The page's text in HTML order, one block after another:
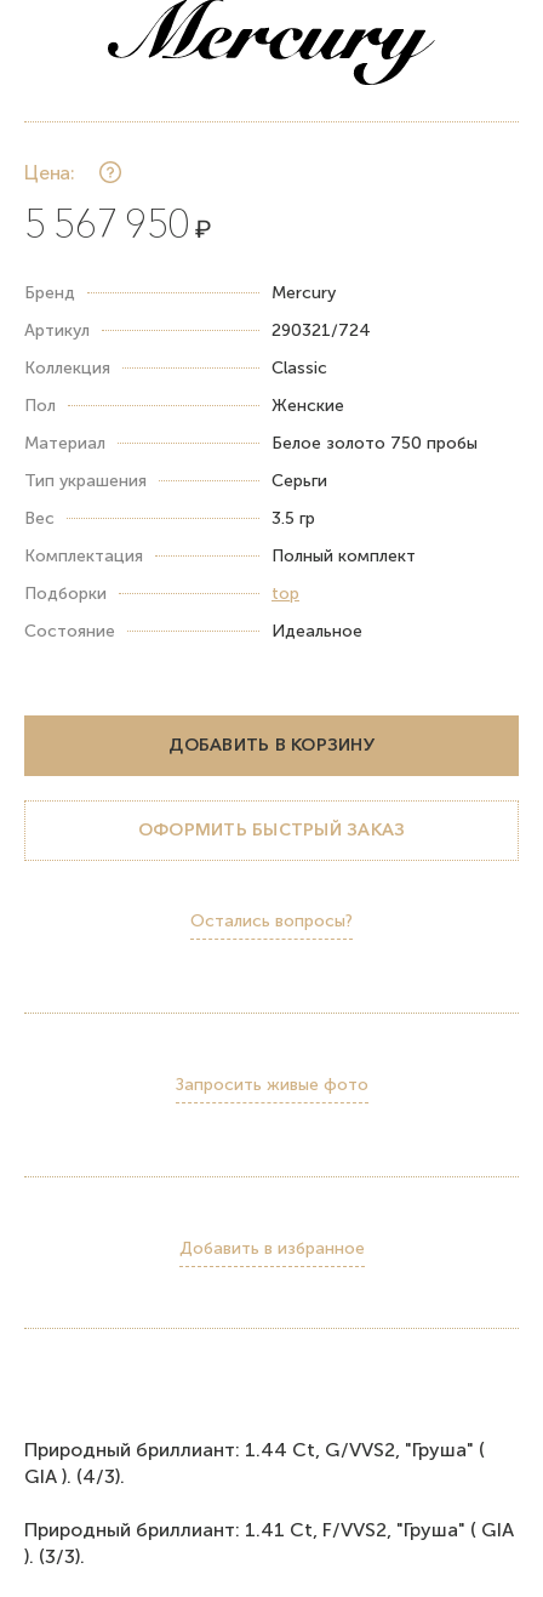
Цена:
5 567 950 ₽
Бренд
Mercury
Артикул
290321/724
Коллекция
Classic
Пол
Женские
Материал
Белое золото 750 пробы
Тип украшения
Серьги
Вес
3.5 гр
Комплектация
Полный комплект
Подборки
top
Состояние
Идеальное
ДОБАВИТЬ В КОРЗИНУ
ОФОРМИТЬ БЫСТРЫЙ ЗАКАЗ
Остались вопросы?
Запросить живые фото
Добавить в избранное
Природный бриллиант: 1.44 Ct, G/VVS2, "Груша" (
GIA ). (4/3).
Природный бриллиант: 1.41 Ct, F/VVS2, "Груша" ( GIA
). (3/3).